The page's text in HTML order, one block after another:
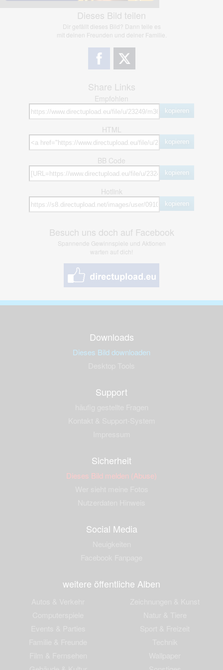
Dieses Bild teilen
Dir gefällt dieses Bild? Dann teile es
mit deinen Freunden und deiner Familie.
Share Links
Empfohlen
kopieren
HTML
kopieren
BB Code
kopieren
Hotlink
kopieren
Besuch uns doch auf Facebook
Spannende Gewinnspiele und Aktionen
warten auf dich!
Downloads
Dieses Bild downloaden
Support
Sicherheit
Dieses Bild melden (Abuse)
Social Media
weitere öffentliche Alben